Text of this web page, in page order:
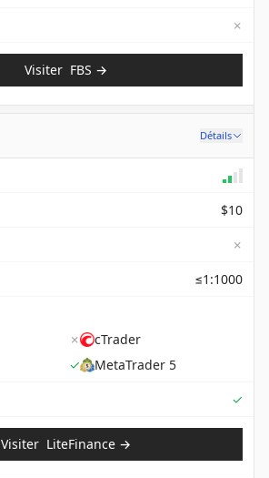
✗
Visiter FBS →
Détails
$10
✗
≤1:1000
✗
cTrader
✓
MetaTrader 5
✓
Visiter LiteFinance→